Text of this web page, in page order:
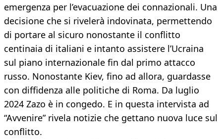
emergenza per l’evacuazione dei connazionali. Una
decisione che si rivelerà indovinata, permettendo
di portare al sicuro nonostante il conflitto
centinaia di italiani e intanto assistere l’Ucraina
sul piano internazionale fin dal primo attacco
russo. Nonostante Kiev, fino ad allora, guardasse
con diffidenza alle politiche di Roma. Da luglio
2024 Zazo è in congedo. E in questa intervista ad
“Avvenire” rivela notizie che gettano nuova luce sul
conflitto.